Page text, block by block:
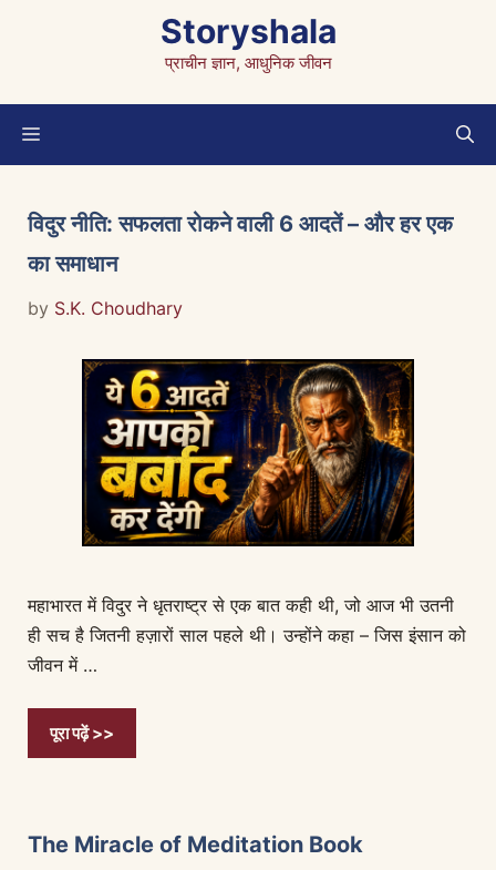
Storyshala
प्राचीन ज्ञान, आधुनिक जीवन
Menu
विदुर नीति: सफलता रोकने वाली 6 आदतें – और हर एक
का समाधान
by S.K. Choudhary
महाभारत में विदुर ने धृतराष्ट्र से एक बात कही थी, जो आज भी उतनी
ही सच है जितनी हज़ारों साल पहले थी। उन्होंने कहा – जिस इंसान को
जीवन में …
पूरा पढ़ें >>
The Miracle of Meditation Book